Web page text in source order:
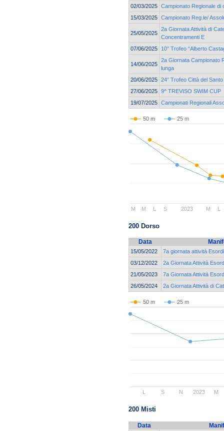
02/03/2025 Campionato Regionale di
15/03/2025 Campionato Reg.le/
25/05/2025
2a Giornata Attività di
Concentramenti E
07/06/2025
10° Trofeo “Alberto
14/06/2025
2a Giornata Campionato
lunga
20/06/2025 24° Trofeo Città del Santo
27/06/2025 9^ TREVISO SWIM CUP
19/07/2025 Campionati Regionali
50 m 25 m
2023
M M L S M L
200 Dorso
Data
15/05/2022
7a giornata attività
03/12/2022
2a Giornata Attività
21/05/2023
7a Giornata Attività
26/05/2024
2a Giornata Attività di
50 m 25 m
2023
S N M
200 Misti
Data